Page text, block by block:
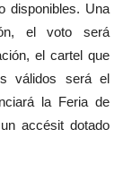
disponibles. Una
el voto será
el cartel que
válidos será el
la Feria de
accésit dotado